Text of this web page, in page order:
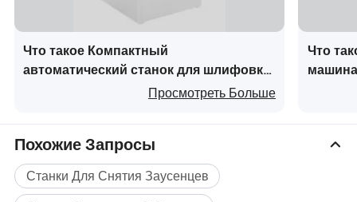
Что такое Компактный
автоматический станок для шлифовки
и полировки металла, удаления
переменного тока Schneider и
сервомотором для подъема для
обработки металла
Просмотреть Больше
Что
Похожие Запросы
Станки Для Снятия Заусенцев